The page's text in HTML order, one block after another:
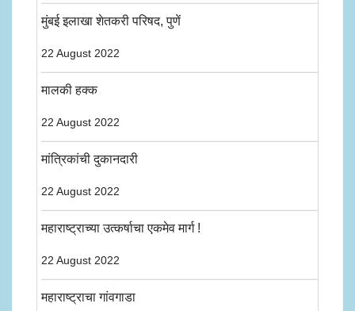
मुंबई इलाखा शेतकरी परिषद, पुणें
22 August 2022
मालकी हक्क
22 August 2022
मांत्रिकांची दुकानदारी
22 August 2022
महाराष्ट्राच्या उत्कर्षाचा एकमेव मार्ग !
22 August 2022
महाराष्ट्राचा गांवगाडा